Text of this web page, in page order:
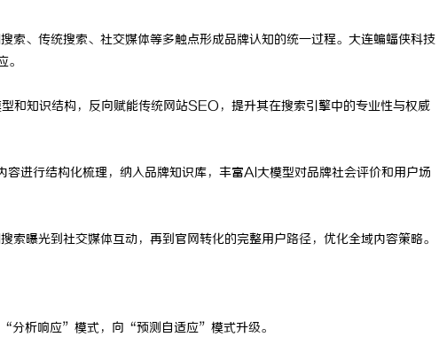
索、传统搜索、社交媒体等多触点形成品牌认知的统一过程。大连蝙蝠侠科技
和知识结构，反向赋能传统网站SEO，提升其在搜索引擎中的专业性与权威
进行结构化梳理，纳入品牌知识库，丰富AI大模型对品牌社会评价和用户场
曝光到社交媒体互动，再到官网转化的完整用户路径，优化全域内容策略。
分析响应”模式，向“预测自适应”模式升级。